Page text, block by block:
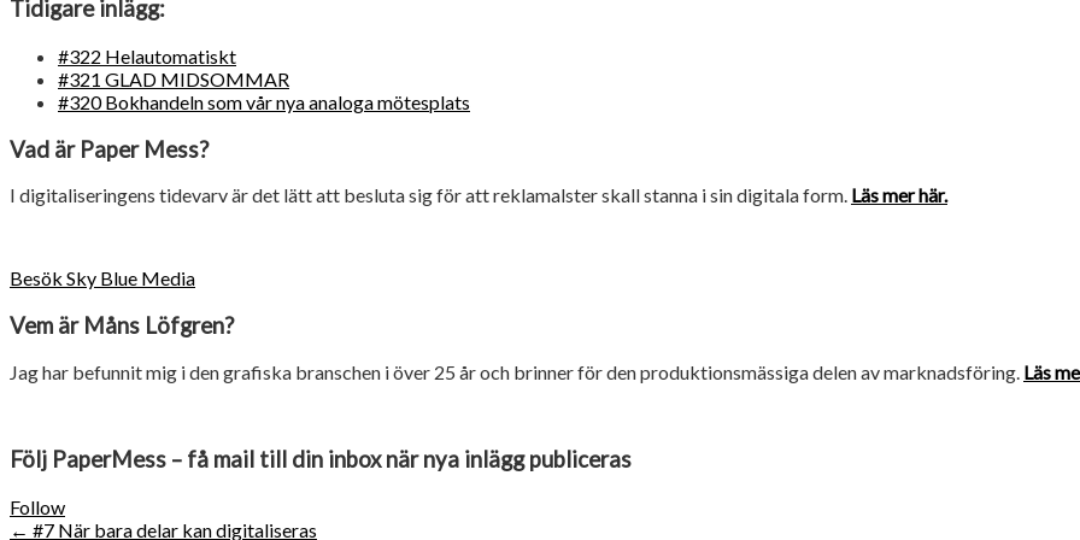
Tidigare inlägg:
#322 Helautomatiskt
#321 GLAD MIDSOMMAR
#320 Bokhandeln som vår nya analoga mötesplats
Vad är Paper Mess?
I digitaliseringens tidevarv är det lätt att besluta sig för att reklamalster skall stanna i sin digitala form. Läs mer här.
Besök Sky Blue Media
Vem är Måns Löfgren?
Jag har befunnit mig i den grafiska branschen i över 25 år och brinner för den produktionsmässiga delen av marknadsföring. Läs
Följ PaperMess – få mail till din inbox när nya inlägg publiceras
Follow
← #7 När bara delar kan digitaliseras